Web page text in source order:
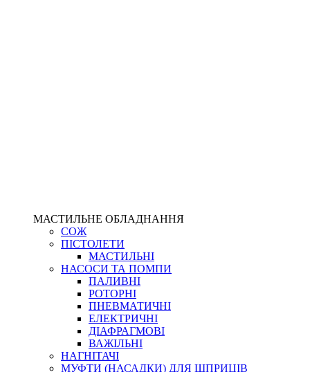
МАСТИЛЬНЕ ОБЛАДНАННЯ
СОЖ
ПІСТОЛЕТИ
МАСТИЛЬНІ
НАСОСИ ТА ПОМПИ
ПАЛИВНІ
РОТОРНІ
ПНЕВМАТИЧНІ
ЕЛЕКТРИЧНІ
ДІАФРАГМОВІ
ВАЖІЛЬНІ
НАГНІТАЧІ
МУФТИ (НАСАДКИ) ДЛЯ ШПРИЦІВ